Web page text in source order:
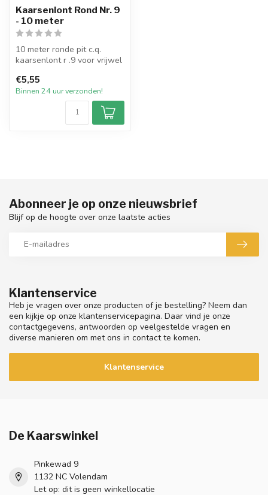
Kaarsenlont Rond Nr. 9
- 10 meter
10 meter ronde pit c.q.
kaarsenlont r .9 voor vrijwel
€5,55
Binnen 24 uur verzonden!
Klantenservice
Heb je vragen over onze producten of je bestelling? Neem dan
een kijkje op onze klantenservicepagina. Daar vind je onze
contactgegevens, antwoorden op veelgestelde vragen en
diverse manieren om met ons in contact te komen.
Klantenservice
Abonneer je op onze nieuwsbrief
Blijf op de hoogte over onze laatste acties
De Kaarswinkel
Pinkewad 9
1132 NC Volendam
Let op: dit is geen winkellocatie